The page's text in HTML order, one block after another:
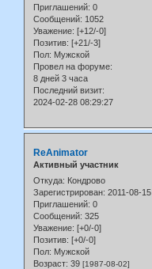
Приглашений: 0
Сообщений: 1052
Уважение: [+12/-0]
Позитив: [+21/-3]
Пол: Мужской
Провел на форуме:
8 дней 3 часа
Последний визит:
2024-02-28 08:29:27
ReAnimator
Активный участник
Откуда: Кондрово
Зарегистрирован: 2011-08-15
Приглашений: 0
Сообщений: 325
Уважение: [+0/-0]
Позитив: [+0/-0]
Пол: Мужской
Возраст: 39 [1987-08-02]